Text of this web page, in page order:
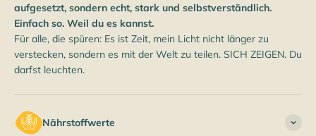
aufgesetzt, sondern echt, stark und selbstverständlich.
Einfach so. Weil du es kannst.
Für alle, die spüren: Es ist Zeit, mein Licht nicht länger zu
verstecken, sondern es mit der Welt zu teilen. SICH ZEIGEN. Du
darfst leuchten.
Nährstoffwerte